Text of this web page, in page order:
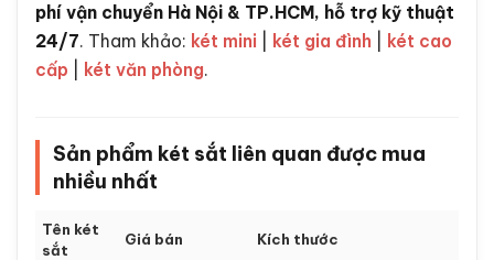
phí vận chuyển Hà Nội & TP.HCM, hỗ trợ kỹ thuật
24/7. Tham khảo: két mini két gia đình
két cao
cấp
két văn phòng.
Sản phẩm két sắt liên quan được mua
nhiều nhất
Tên két
sắt
Giá bán Kích thước